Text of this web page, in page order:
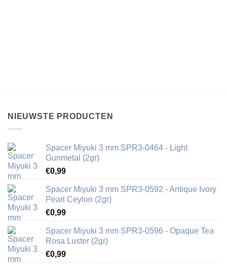
NIEUWSTE PRODUCTEN
Spacer Miyuki 3 mm SPR3-0464 - Light
Gunmetal (2gr)
€0,99
Spacer Miyuki 3 mm SPR3-0592 - Antique Ivory
Pearl Ceylon (2gr)
€0,99
Spacer Miyuki 3 mm SPR3-0596 - Opaque Tea
Rosa Luster (2gr)
€0,99